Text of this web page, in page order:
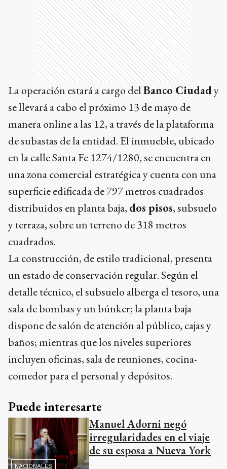
La operación estará a cargo delBanco Ciudady
se llevará a cabo el próximo 13 de mayo de
manera online a las 12, a través de la plataforma
de subastas de la entidad. El inmueble, ubicado
en la calle Santa Fe 1274/1280, se encuentra en
una zona comercial estratégica y cuenta con una
superficie edificada de 797 metros cuadrados
distribuidos en planta baja, dos pisos, subsuelo
y terraza, sobre un terreno de 318 metros
cuadrados.
La construcción, de estilo tradicional, presenta
un estado de conservación regular. Según el
detalle técnico, el subsuelo alberga el tesoro, una
sala de bombas y un búnker; la planta baja
dispone de salón de atención al público, cajas y
baños; mientras que los niveles superiores
incluyen oficinas, sala de reuniones, cocina-
comedor para el personal y depósitos.
Puede interesarte
NACIONALES
Manuel Adorni negó
irregularidades en el viaje
de su esposa a Nueva York